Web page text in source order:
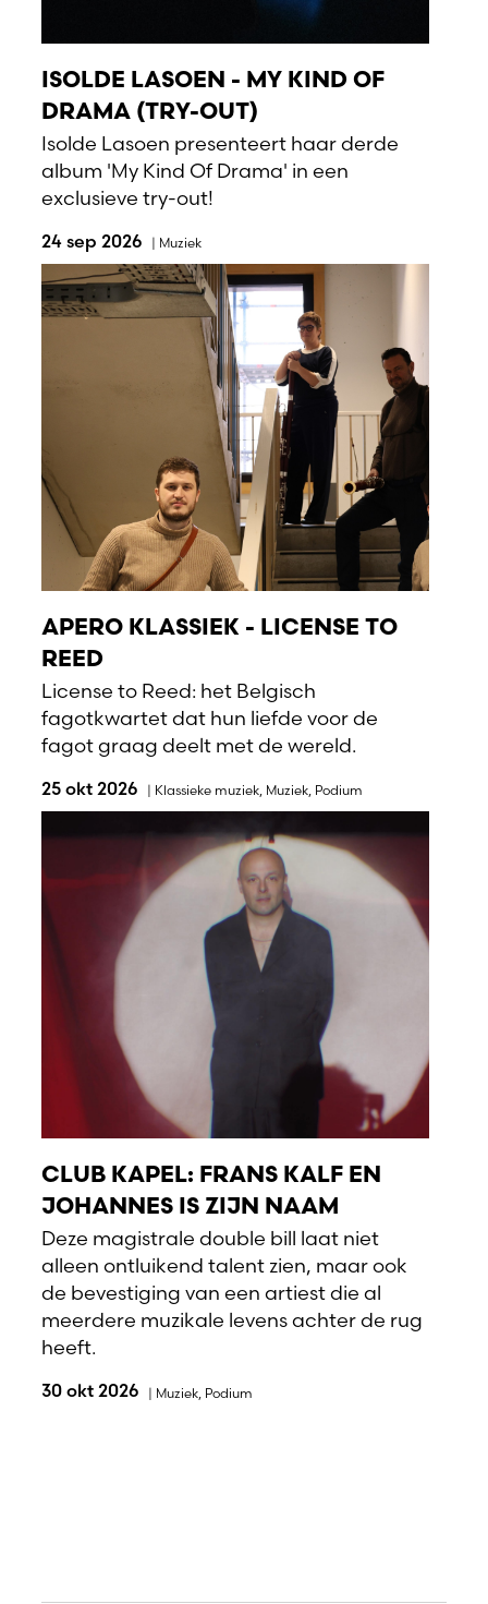
ISOLDE LASOEN - MY KIND OF
DRAMA (TRY-OUT)
Isolde Lasoen presenteert haar derde
album 'My Kind Of Drama' in een
exclusieve try-out!
24 sep 2026 | Muziek
APERO KLASSIEK - LICENSE TO
REED
License to Reed: het Belgisch
fagotkwartet dat hun liefde voor de
fagot graag deelt met de wereld.
25 okt 2026 | Klassieke muziek, Muziek, Podium
CLUB KAPEL: FRANS KALF EN
JOHANNES IS ZIJN NAAM
Deze magistrale double bill laat niet
alleen ontluikend talent zien, maar ook
de bevestiging van een artiest die al
meerdere muzikale levens achter de rug
heeft.
30 okt 2026 | Muziek Podium